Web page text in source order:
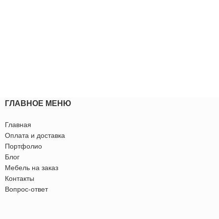
ГЛАВНОЕ МЕНЮ
Главная
Оплата и доставка
Портфолио
Блог
Мебель на заказ
Контакты
Вопрос-ответ